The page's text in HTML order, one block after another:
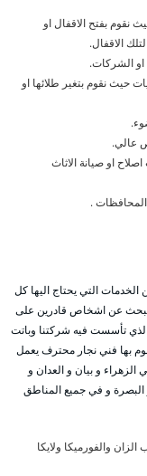
نقوم بفتح الاقفال او
الاقفال.
او الشركات.
حيث نقوم بتغير طلائها او
عالي.
او صيانة الاثاث
.
الخدمات التي يحتاج اليها كل
عن اشخاص قادرين على
الذي تأسست فيه شركتنا وباتت
بها فني نجار محترف يعمل
و بيان و العدان و
البصرة و في جميع المناطق
والفورميكا ولايكا